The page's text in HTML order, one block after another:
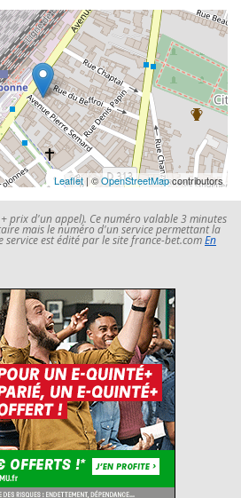
Leaflet | ©OpenStreetMapcontributors
prix d'un appel). Ce numéro valable 3 minutes
mais le numéro d'un service permettant la
service est édité par le site france-bet.comEn